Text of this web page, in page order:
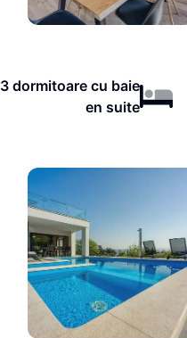
3 dormitoare cu baie
en suite